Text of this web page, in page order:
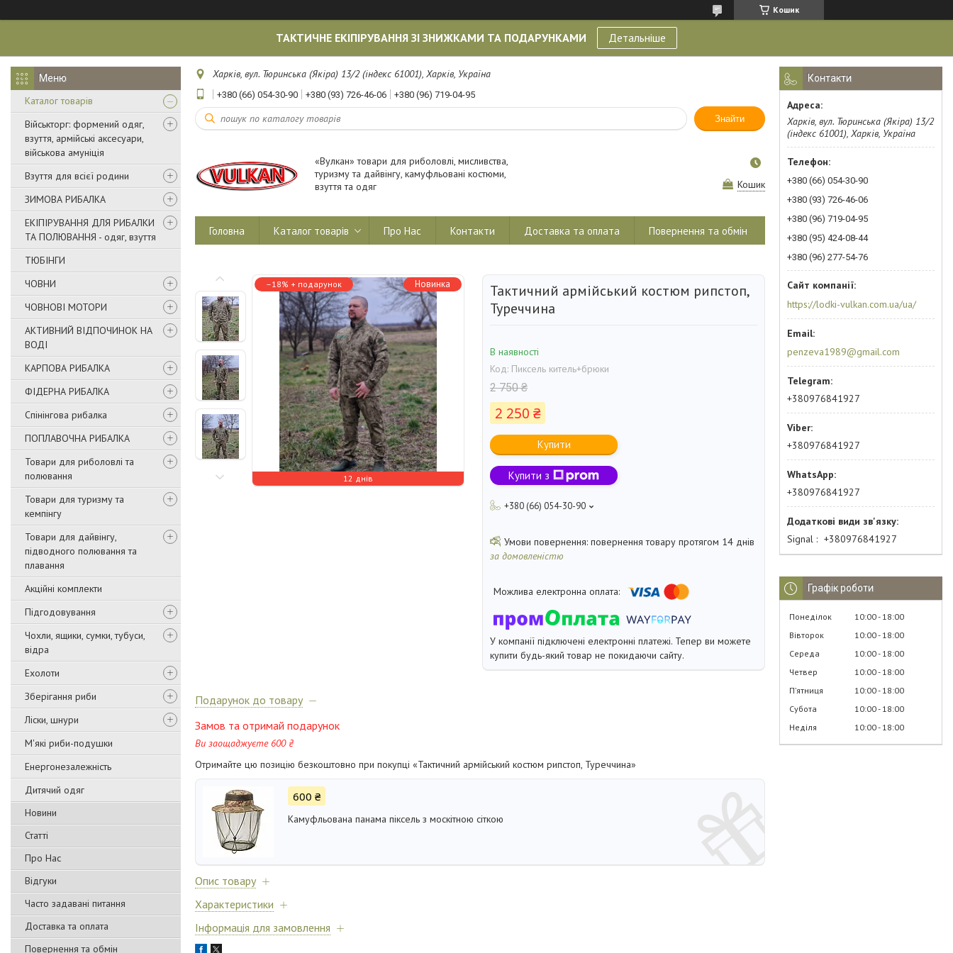
Кошик
ТАКТИЧНЕ ЕКІПІРУВАННЯ ЗІ ЗНИЖКАМИ ТА ПОДАРУНКАМИ Детальніше
Каталог товарів
Військторг: формений одяг,
взуття, армійські аксесуари,
військова амуніція
Взуття для всієї родини
ЗИМОВА РИБАЛКА
ЕКІПІРУВАННЯ ДЛЯ РИБАЛКИ
ТА ПОЛЮВАННЯ - одяг, взуття
ТЮБІНГИ
ЧОВНИ
ЧОВНОВІ МОТОРИ
АКТИВНИЙ ВІДПОЧИНОК НА
ВОДІ
КАРПОВА РИБАЛКА
ФІДЕРНА РИБАЛКА
Спінінгова рибалка
ПОПЛАВОЧНА РИБАЛКА
Товари для риболовлі та
полювання
Товари для туризму та
кемпінгу
Товари для дайвінгу,
підводного полювання та
плавання
Акційні комплекти
Підгодовування
Чохли, ящики, сумки, тубуси,
відра
Ехолоти
Зберігання риби
Ліски, шнури
М'які риби-подушки
Енергонезалежність
Дитячий одяг
Новини
Статті
Про Нас
Відгуки
Часто задавані питання
Доставка та оплата
Повернення та обмін
Харків, вул. Тюринська (Якіра) 13/2 (індекс 61001), Харків, Україна
+380 (66) 054-30-90 +380 (93) 726-46-06 +380 (96) 719-04-95
Знайти
«Вулкан» товари для риболовлі, мисливства,
туризму та дайвінгу, камуфльовані костюми,
взуття та одяг
Кошик
Головна Каталог товарів Про Нас Контакти Доставка та оплата Повернення та обмін
Новинка
–18%
12 днів
Тактичний армійський костюм рипстоп,
Туреччина
В наявності
Код: Пиксель китель+брюки
2 750 ₴
2 250 ₴
Купити
Купити з
+380 (66) 054-30-90
повернення товару протягом 14 днів
за домовленістю
У компанії підключені електронні платежі. Тепер ви можете
купити будь-який товар не покидаючи сайту.
Подарунок до товару
Замов та отримай подарунок
Ви заощаджуєте 600 ₴
Отримайте цю позицію безкоштовно при покупці «Тактичний армійський костюм рипстоп, Туреччина»
600 ₴
Камуфльована панама піксель з москітною сіткою
Опис товару
Характеристики
Інформація для замовлення
Контакти
Харків, вул. Тюринська (Якіра) 13/2
(індекс 61001), Харків, Україна
+380 (66) 054-30-90
+380 (93) 726-46-06
+380 (96) 719-04-95
+380 (95) 424-08-44
+380 (96) 277-54-76
https://lodki-vulkan.com.ua/ua/
penzeva1989@gmail.com
+380976841927
+380976841927
+380976841927
Signal +380976841927
Графік роботи
Понеділок 10:00 18:00
Вівторок
10:00 18:00
Середа
10:00 18:00
Четвер
10:00 18:00
Пʼятниця
10:00 18:00
Субота
10:00 18:00
Неділя
10:00 18:00